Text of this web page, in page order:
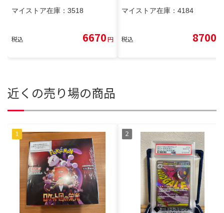
マイストア在庫： 3518
税込 6670円
マイストア在庫： 4184
税込 8700
近くの売り場の商品